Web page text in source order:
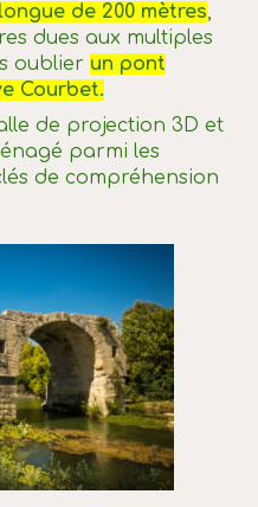
de 200 mètres,
dues aux multiples
oublier un pont
Courbet.
de projection 3D et
parmi les
de compréhension